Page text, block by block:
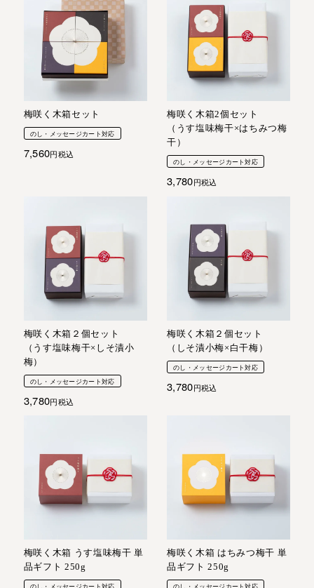
梅咲く木箱セット
のし・メッセージカート対応
7,560 税込
梅咲く木箱2個セット
（うす塩味梅干×はちみつ梅
干）
のし・メッセージカート対応
3,780 税込
梅咲く木箱２個セット
（うす塩味梅干×しそ漬小
梅）
のし・メッセージカート対応
3,780 税込
梅咲く木箱２個セット
（しそ漬小梅×白干梅）
のし・メッセージカート対応
3,780 税込
梅咲く木箱 うす塩味梅干 単
品ギフト 250g
のし・メッセージカート対応
梅咲く木箱 はちみつ梅干 単
品ギフト 250g
のし・メッセージカート対応